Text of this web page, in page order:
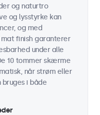
og naturtro
og lysstyrke kan
og med
finish garanterer
under alle
10 tommer skærme
når strøm eller
i både